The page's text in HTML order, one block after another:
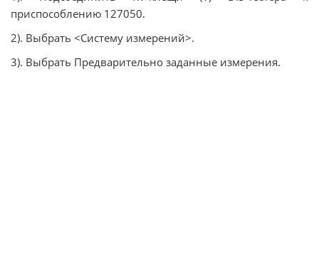
приспособлению 127050.
2). Выбрать <Систему измерений>.
3). Выбрать Предварительно заданные измерения.